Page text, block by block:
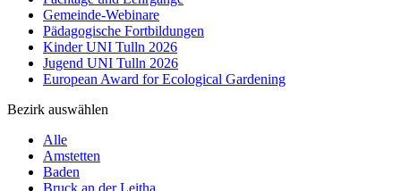
Gemeinde-Webinare
Pädagogische Fortbildungen
Kinder UNI Tulln 2026
Jugend UNI Tulln 2026
European Award for Ecological Gardening
Bezirk auswählen
Alle
Amstetten
Baden
Bruck an der Leitha